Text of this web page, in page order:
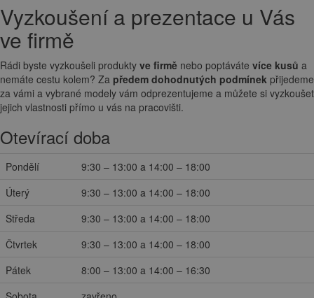
Vyzkoušení a prezentace u Vás
ve firmě
Rádi byste vyzkoušeli produkty ve firmě nebo poptáváte více kusů a
nemáte cestu kolem? Za předem dohodnutých podmínek přijedeme
za vámi a vybrané modely vám odprezentujeme a můžete si vyzkoušet
jejich vlastnosti přímo u vás na pracovišti.
Otevírací doba
Pondělí
9:30 – 13:00 a 14:00 – 18:00
Úterý
9:30 – 13:00 a 14:00 – 18:00
Středa
9:30 – 13:00 a 14:00 – 18:00
Čtvrtek
9:30 – 13:00 a 14:00 – 18:00
Pátek
8:00 – 13:00 a 14:00 – 16:30